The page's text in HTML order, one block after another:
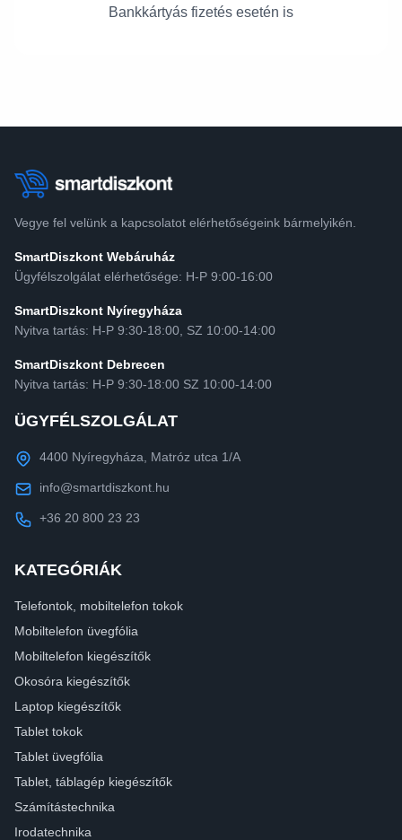
Bankkártyás fizetés esetén is
Vegye fel velünk a kapcsolatot elérhetőségeink bármelyikén.
SmartDiszkont Webáruház
Ügyfélszolgálat elérhetősége: H-P 9:00-16:00
SmartDiszkont Nyíregyháza
Nyitva tartás: H-P 9:30-18:00, SZ 10:00-14:00
SmartDiszkont Debrecen
Nyitva tartás: H-P 9:30-18:00 SZ 10:00-14:00
ÜGYFÉLSZOLGÁLAT
4400 Nyíregyháza, Matróz utca 1/A
info@smartdiszkont.hu
+36 20 800 23 23
KATEGÓRIÁK
Telefontok, mobiltelefon tokok
Mobiltelefon üvegfólia
Mobiltelefon kiegészítők
Okosóra kiegészítők
Laptop kiegészítők
Tablet tokok
Tablet üvegfólia
Tablet, táblagép kiegészítők
Számítástechnika
Irodatechnika